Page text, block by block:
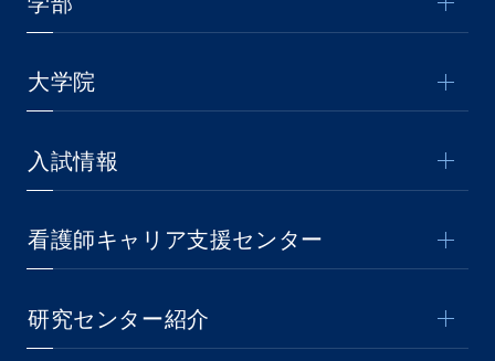
大学院
入試情報
看護師キャリア支援センター
研究センター紹介